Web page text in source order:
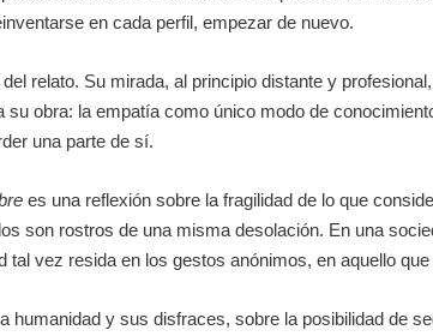
en cada perfil, empezar de nuevo.
relato. Su mirada, al principio distante y
obra: la empatía como único modo de
una parte de sí.
es una reflexión sobre la fragilidad de lo que
son rostros de una misma desolación. En una
vez resida en los gestos anónimos, en aquello
humanidad y sus disfraces, sobre la posibilidad de